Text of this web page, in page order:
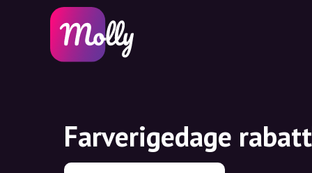
Farverigedage